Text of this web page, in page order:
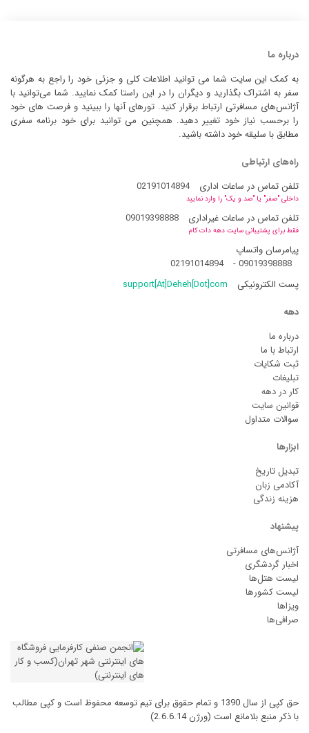
درباره ما
به کمک این سایت شما می توانید اطلاعات کلی و جزئی خود را راجع به هرگونه
سفر به اشتراک بگذارید و دیگران را در این راستا کمک نمایید. شما می‌توانید با
آژانس‌های مسافرتی ارتباط برقرار کنید. تورهای آنها را ببینید و فرصت های خود
را برحسب نیاز خود تغییر دهید. همچنین می توانید برای خود برنامه سفری
مطابق با سلیقه خود داشته باشید.
راه‌های ارتباطی
تلفن تماس در ساعات اداری
02191014894
داخلی "صفر" یا "صد و یک" را وارد نمایید
تلفن تماس در ساعات غیراداری 09019398888
فقط برای پشتیبانی سایت دهه دات کام
پیامرسان واتساپ
09019398888
-
02191014894
پست الکترونیکی
support[At]Deheh[Dot]com
دهه
درباره ما
ارتباط با ما
ثبت شکایات
تبلیغات
کار در دهه
قوانین سایت
سوالات متداول
ابزارها
تبدیل تاریخ
آکادمی زبان
هزینه زندگی
پیشنهاد
آژانس‌های مسافرتی
اخبار گردشگری
لیست هتل‌ها
لیست کشورها
ویزاها
صرافی‌ها
حق کپی از سال 1390 و تمام حقوق برای تیم توسعه محفوظ است و کپی مطالب
با ذکر منبع بلامانع است (ورژن 2.6.6.14)